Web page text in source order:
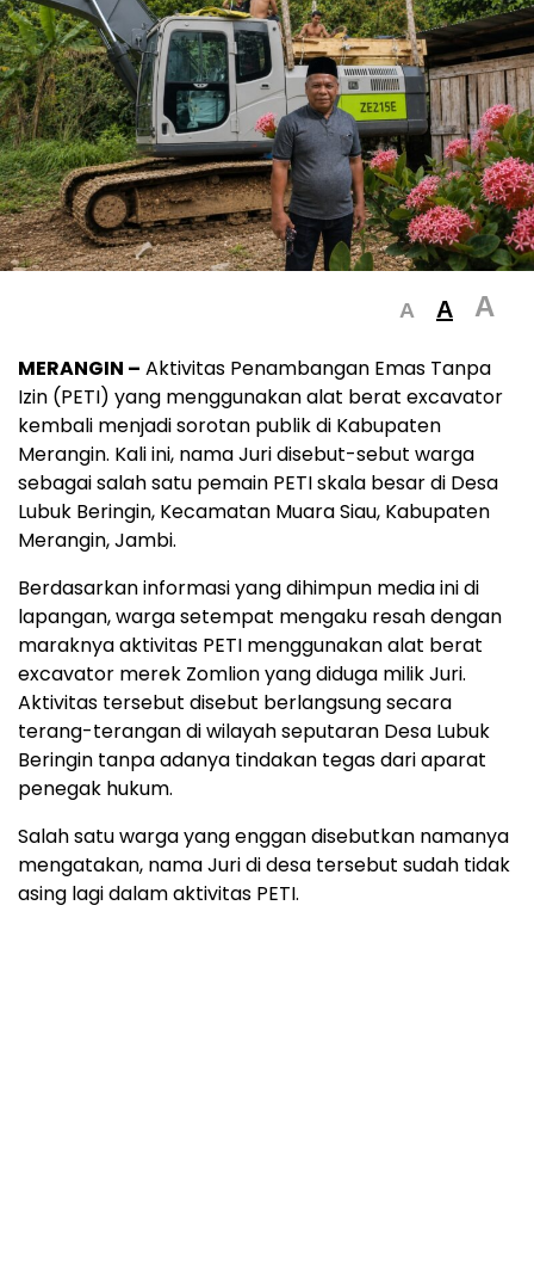
A A A
MERANGIN – Aktivitas Penambangan Emas Tanpa
Izin (PETI) yang menggunakan alat berat excavator
kembali menjadi sorotan publik di Kabupaten
Merangin. Kali ini, nama Juri disebut-sebut warga
sebagai salah satu pemain PETI skala besar di Desa
Lubuk Beringin, Kecamatan Muara Siau, Kabupaten
Merangin, Jambi.
Berdasarkan informasi yang dihimpun media ini di
lapangan, warga setempat mengaku resah dengan
maraknya aktivitas PETI menggunakan alat berat
excavator merek Zomlion yang diduga milik Juri.
Aktivitas tersebut disebut berlangsung secara
terang-terangan di wilayah seputaran Desa Lubuk
Beringin tanpa adanya tindakan tegas dari aparat
penegak hukum.
Salah satu warga yang enggan disebutkan namanya
mengatakan, nama Juri di desa tersebut sudah tidak
asing lagi dalam aktivitas PETI.